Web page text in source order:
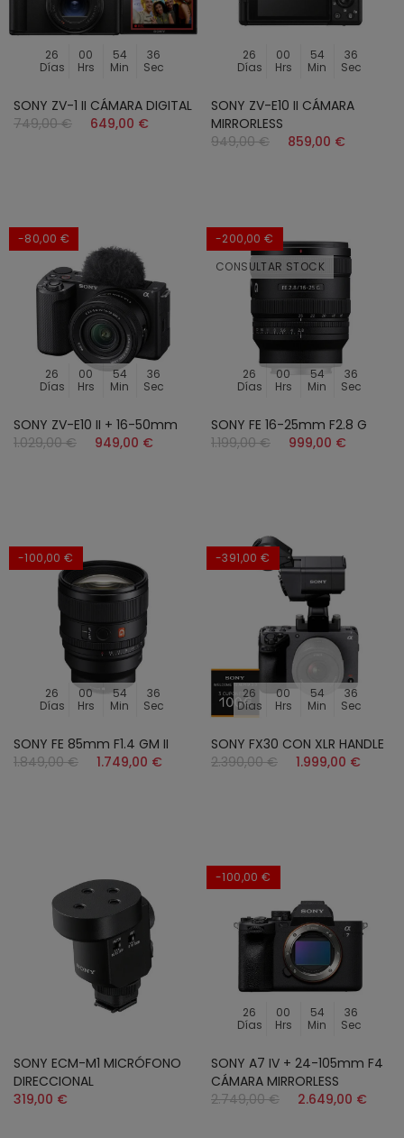
26
Días
00
Hrs
54
Min
34
Sec
SONY ZV-1 II CÁMARA DIGITAL
749,00 €
649,00 €
26
Días
00
Hrs
54
Min
34
Sec
SONY ZV-E10 II CÁMARA
MIRRORLESS
949,00 €
859,00 €
-80,00 €
26
Días
00
Hrs
54
Min
34
Sec
SONY ZV-E10 II + 16-50mm
1.029,00 €
949,00 €
-200,00 €
CONSULTAR STOCK
26
Días
00
Hrs
54
Min
34
Sec
SONY FE 16-25mm F2.8 G
1.199,00 €
999,00 €
-100,00 €
26
Días
00
Hrs
54
Min
34
Sec
SONY FE 85mm F1.4 GM II
1.849,00 €
1.749,00 €
-391,00 €
26
Días
00
Hrs
54
Min
34
Sec
SONY FX30 CON XLR HANDLE
2.390,00 €
1.999,00 €
SONY ECM-M1 MICRÓFONO
DIRECCIONAL
319,00 €
-100,00 €
26
Días
00
Hrs
54
Min
34
Sec
SONY A7 IV + 24-105mm F4
CÁMARA MIRRORLESS
2.749,00 €
2.649,00 €